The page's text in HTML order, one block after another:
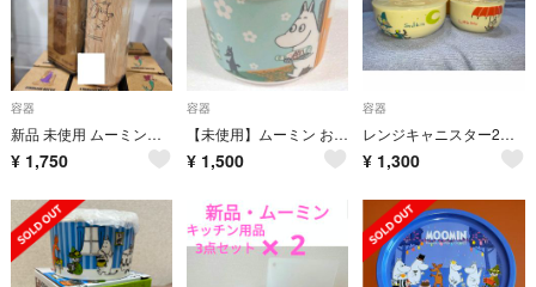
容器
新品 未使用 ムーミン コンパクトステンレス水筒130ml 4434
¥ 1,750
容器
【未使用】ムーミン お料理キャニスター②
¥ 1,500
容器
レンジキャニスター2個セット（スナフキン&リトルミィ）
¥ 1,300